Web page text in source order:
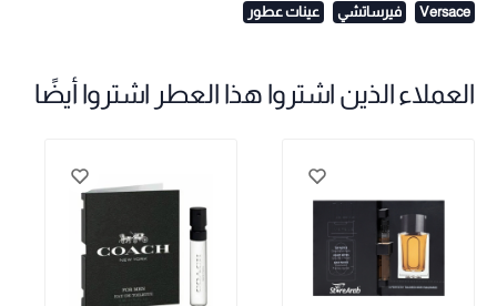
Versace فيرساتشي عينات عطور
العملاء الذين اشتروا هذا العطر اشتروا أيضًا